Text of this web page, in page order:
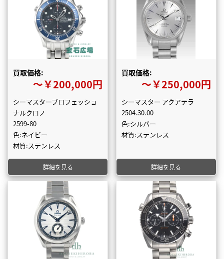
買取価格:
〜￥200,000円
シーマスタープロフェッショ
ナルクロノ
2599-80
色:ネイビー
材質:ステンレス
詳細を見る
買取価格:
〜￥250,000円
シーマスター アクアテラ
2504.30.00
色:シルバー
材質:ステンレス
詳細を見る